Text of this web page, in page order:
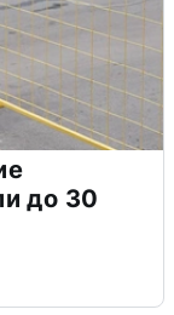
до 30